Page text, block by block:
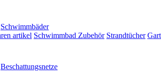
Schwimmbäder
artikel Schwimmbad Zubehör Strandtücher
Beschattungsnetze